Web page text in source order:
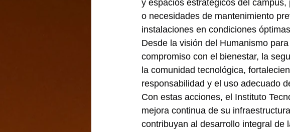
y espacios estratégicos del
o necesidades de mantenimiento
instalaciones en condiciones
Desde la visión del Humanismo
compromiso con el bienestar, la
la comunidad tecnológica,
responsabilidad y el uso adecuado
Con estas acciones, el Instituto
mejora continua de su
contribuyan al desarrollo integral de